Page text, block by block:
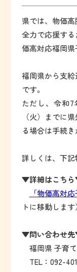
県では、物価
全力で応援す
価高対応福岡県
福岡県から支
です。
ただし、令和7
（火）までに
る場合は手続き
詳しくは、下記
▼詳細はこち
「物価高対
トに移動します）
▼問い合わせ
福岡県 子育
TEL：092-